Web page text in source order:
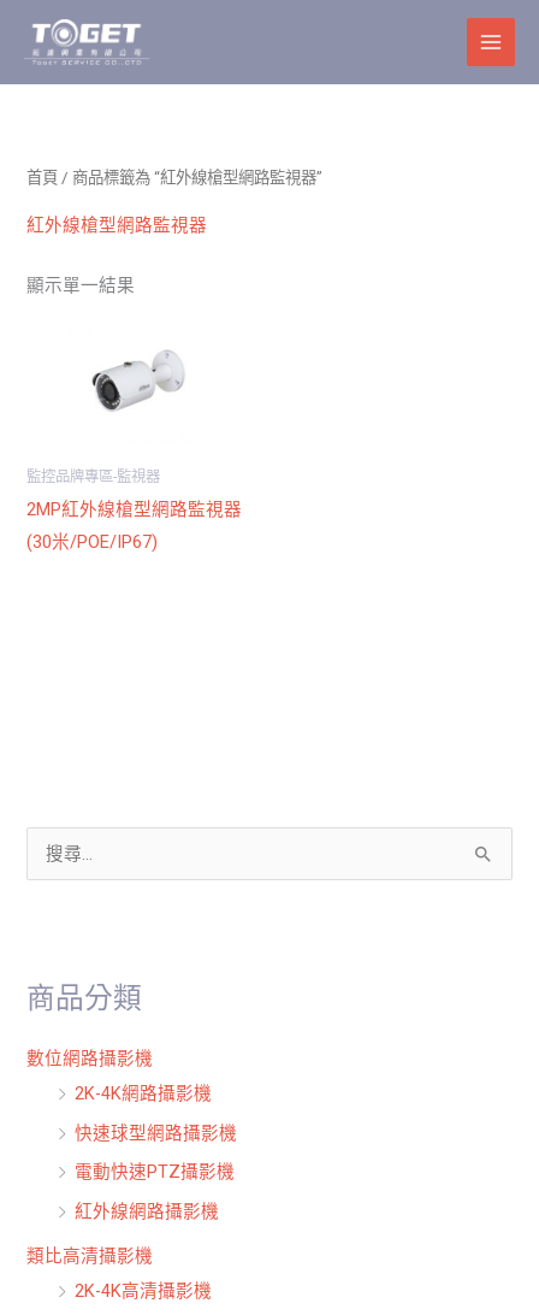
主
首頁 / 商品標籤為 “紅外線槍型網路監視器”
紅外線槍型網路監視器
顯示單一結果
監控品牌專區-監視器
2MP紅外線槍型網路監視器
(30米/POE/IP67)
字
商品分類
數位網路攝影機
2K-4K網路攝影機
快速球型網路攝影機
電動快速PTZ攝影機
紅外線網路攝影機
類比高清攝影機
2K-4K高清攝影機